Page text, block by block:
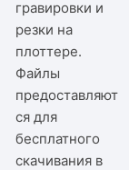
гравировки и
резки на
плоттере.
Файлы
предоставляют
ся для
бесплатного
скачивания в